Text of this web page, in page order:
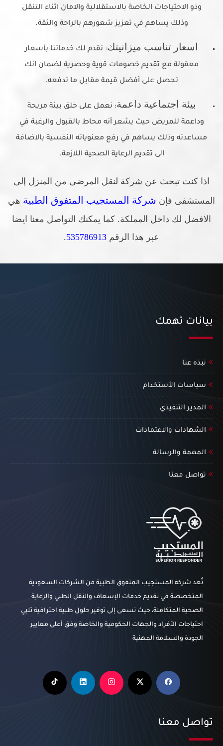
وذو الاحتياجات الخاصة بالاستقلالية والامان اثناء التنقل
وذلك يساهم في تعزيز شعورهم بالراحة والثقة.
اسعار تناسب ميزانيتك: نقدم لك خدماتنا بأسعار
معقولة مع تقديم خصومات قوية وحصرية لضمان انك
تحصل على أفضل قيمة مقابل ما تدفعه.
بيئة اجتماعية داعمة: نعمل على خلق بيئة مريحة
وداعمة للمريض حيث يشعر أنه محاط بالقبول والرغبة في
مساعدته وذلك يساهم في رفع معنوياته النفسية بالاضافة
الى تقديم الرعاية الصحية اللازمة.
اذا كنت تبحث عن شركة لنقل المرضى من المنزل إلى
المستشفى فإن شركة المستجيب المتفوق الطبية هي
الافضل لك داخل المملكة. كما يمكنك التواصل معنا ايضا
عبر هذا الرقم 535786913
.
بيانات تهمك
نبذه عنا
سياسات الأستخدام
المدير التنفيذي
الشهادات والاعتمادات
المهمة والرسالة
تواصل معنا
تُعد شركة المستجيب المتفوق الطبية من الشركات السعودية
المتخصصة في تقديم خدمات الإسعاف والنقل الطبي والرعاية
الصحية المتكاملة، حيث تسعى إلى توفير حلول طبية احترافية تلبي
احتياجات الأفراد والجهات الحكومية والخاصة وفق أعلى معايير
الجودة والسلامة المهنية
تواصل معنا